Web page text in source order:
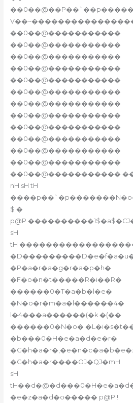
��0��@�����������
��0��@�����������
��0��@�����������
��0��@�����������
��0��@�����������
��0��@�����������
��0��@�����������
��0��@�����������
��0��@�����������
��0��@�����������
��0��@�����������
��0��@�����������
��0��@�����������
nH sH tH
$ �
p@P
sH
tH
�P�a�r�a�g�r�a�p�h�
�F�o�n�t�����R�i��R�
������0�T�a�b�l�e�
�N�o�r�m�a�l������4�
l�4���a������(�k �(��
������0�N�o�
�b���0�H�e�a�d�e�r�
�C�h�a�r����OJ�QJ�mH
sH
�e�z�a�d�o����� p@P !